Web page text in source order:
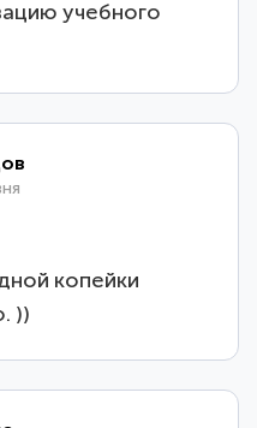
учебного
копейки
))